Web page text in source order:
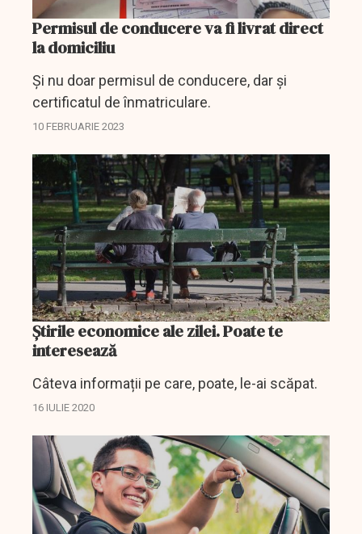
Permisul de conducere va fi livrat direct
la domiciliu
Și nu doar permisul de conducere, dar și
certificatul de înmatriculare.
10 FEBRUARIE 2023
Știrile economice ale zilei. Poate te
interesează
Câteva informații pe care, poate, le-ai scăpat.
16 IULIE 2020